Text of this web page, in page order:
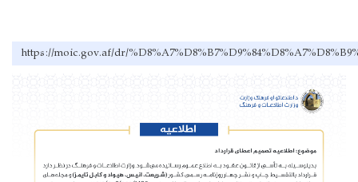
https://moic.gov.af/dr/